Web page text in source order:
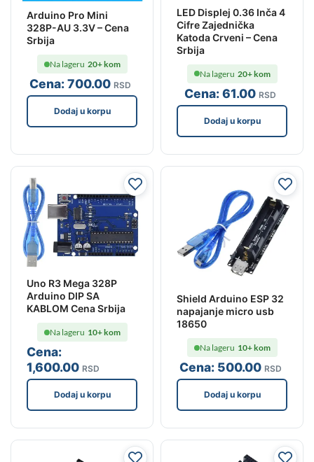
Arduino Pro Mini
328P-AU 3.3V – Cena
Srbija
Cena:700.00 RSD
Na lageru 20+ kom
Dodaj u korpu
LED Displej 0.36 Inča 4
Cifre Zajednička
Katoda Crveni – Cena
Srbija
Cena:61.00 RSD
Na lageru 20+ kom
Dodaj u korpu
Uno R3 Mega 328P
Arduino DIP SA
KABLOM Cena Srbija
Cena:
1,600.00 RSD
Na lageru 10+ kom
Dodaj u korpu
Shield Arduino ESP 32
napajanje micro usb
18650
Cena: 500.00 RSD
Na lageru 10+ kom
Dodaj u korpu